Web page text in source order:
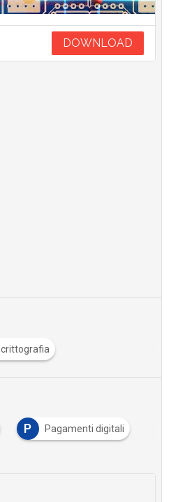
DOWNLOAD
crittografia
P Pagamenti digitali